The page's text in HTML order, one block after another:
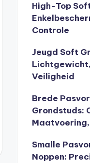
High-Top
Controle
Jeugd Soft
Veiligheid
Brede
Grondstuds:
Smalle
Noppen: